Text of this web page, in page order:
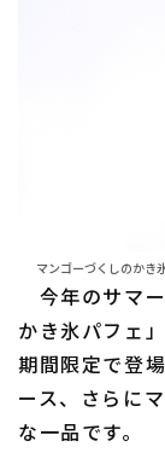
マンゴーづくしのか
今年のサマ
かき氷パフェ
期間限定で登
ース、さらに
な一品です。